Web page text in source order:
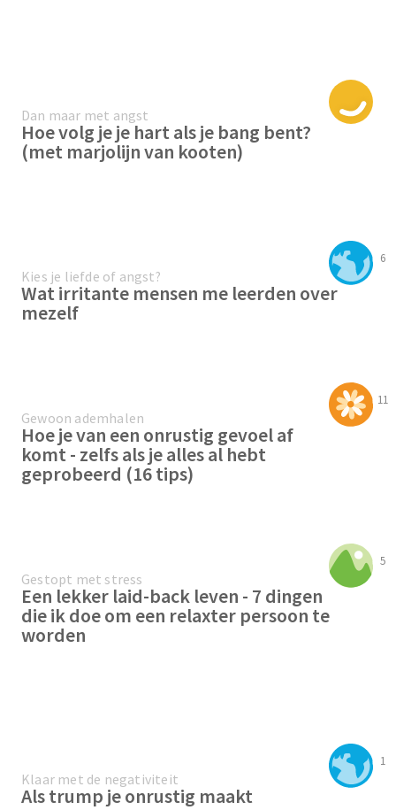
Dan maar met angst
Hoe volg je je hart als je bang bent?
(met marjolijn van kooten)
6
Kies je liefde of angst?
Wat irritante mensen me leerden over
mezelf
11
Gewoon ademhalen
Hoe je van een onrustig gevoel af
komt - zelfs als je alles al hebt
geprobeerd (16 tips)
5
Gestopt met stress
Een lekker laid-back leven - 7 dingen
die ik doe om een relaxter persoon te
worden
1
Klaar met de negativiteit
Als trump je onrustig maakt